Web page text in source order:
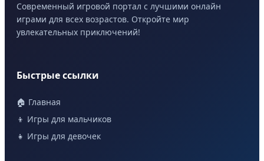
Современный игровой портал с лучшими онлайн
играми для всех возрастов. Откройте мир
увлекательных приключений!
Быстрые ссылки
🏠 Главная
👦 Игры для мальчиков
👧 Игры для девочек